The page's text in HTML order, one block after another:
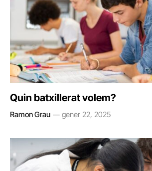
Quin batxillerat volem?
Ramon Grau gener 22, 2025